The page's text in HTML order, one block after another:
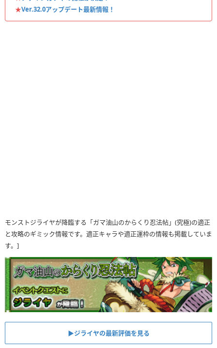
★Ver.32.0アップデート最新情報！
モンストジライヤが降臨する「ガマ油山のからくり忍法帖」(究極)の適正
と攻略のギミック情報です。適正キャラや適正運枠の情報も掲載していま
す。]
▶ジライヤの最新評価を見る